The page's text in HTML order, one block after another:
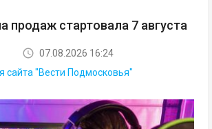
продаж стартовала 7 августа
07.08.2026 16:24
сайта "Вести Подмосковья"